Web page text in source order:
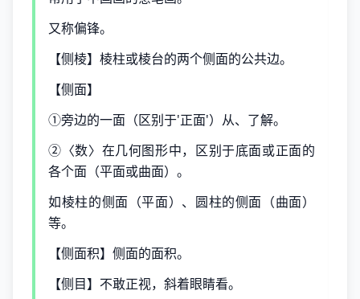
又称偏锋。
【侧棱】棱柱或棱台的两个侧面的公共边。
【侧面】
①旁边的一面（区别于'正面'）从、了解。
②〈数〉在几何图形中，区别于底面或正面的
各个面（平面或曲面）。
如棱柱的侧面（平面）、圆柱的侧面（曲面）
等。
【侧面积】侧面的面积。
【侧目】不敢正视，斜着眼睛看。